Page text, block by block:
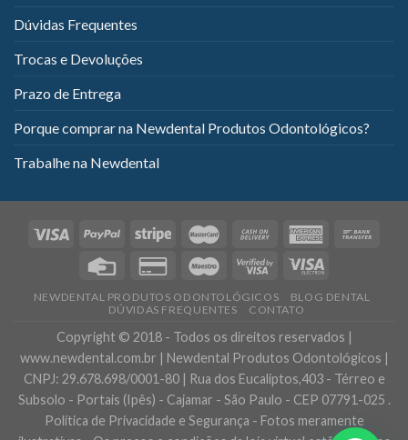
Dúvidas Frequentes
Trocas e Devoluções
Prazo de Entrega
Porque comprar na Newdental Produtos Odontológicos?
Trabalhe na Newdental
NEWDENTAL PRODUTOS ODONTOLÓGICOS
BLOG DENTAL
DÚVIDAS FREQUENTES
CONTATO
Copyright © 2018 - Todos os direitos reservados |
www.newdental.com.br | Newdental Produtos Odontológicos |
CNPJ: 29.678.698/0001-80 | Rua dos Eucaliptos,403 - Térreo e
Subsolo - Portais (Ipês) - Cajamar - São Paulo - CEP 07791-025 .
Política de Privacidade e Segurança - Fotos meramente